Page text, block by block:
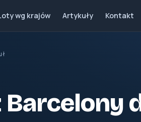
wg krajów Artykuły Kontakt